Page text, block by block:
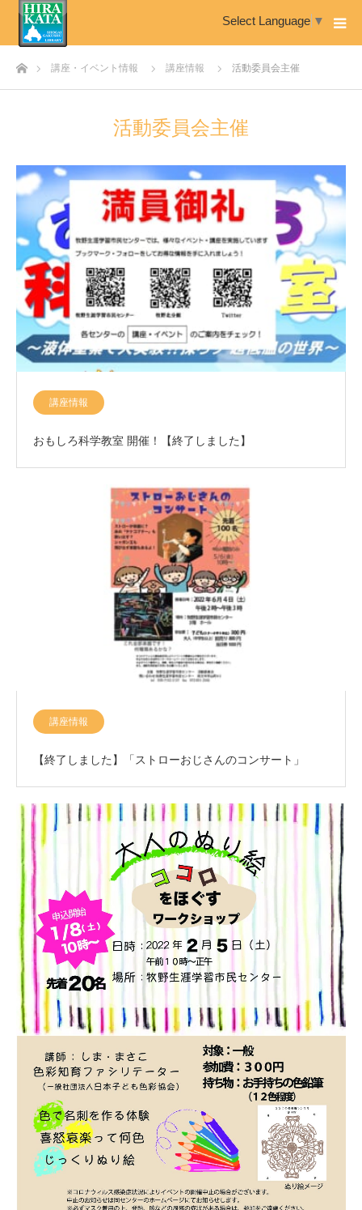
Select Language ▼
ホーム講座・イベント情報 講座情報 活動委員会主催
活動委員会主催
講座情報
おもしろ科学教室 開催！【終了しました】
講座情報
【終了しました】「ストローおじさんのコンサート」